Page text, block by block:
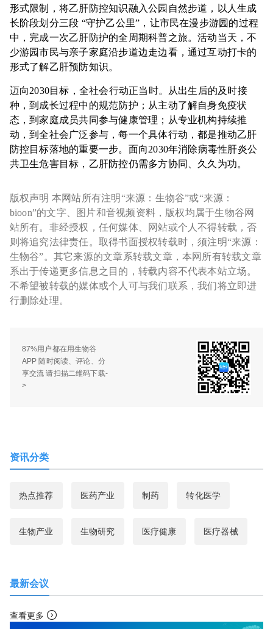
形式限制，将乙肝防控知识融入公园自然步道，以人生成
长阶段划分三段 “守护乙公里”，让市民在漫步游园的过程
中，完成一次乙肝防护的全周期科普之旅。活动当天，不
少游园市民与亲子家庭沿步道边走边看，通过互动打卡的
形式了解乙肝预防知识。
迈向2030目标，全社会行动正当时。从出生后的及时接
种，到成长过程中的规范防护；从主动了解自身免疫状
态，到家庭成员共同参与健康管理；从专业机构持续推
动，到全社会广泛参与，每一个具体行动，都是推动乙肝
防控目标落地的重要一步。面向2030年消除病毒性肝炎公
共卫生危害目标，乙肝防控仍需多方协同、久久为功。
版权声明 本网站所有注明“来源：生物谷”或“来源：
bioon”的文字、图片和音视频资料，版权均属于生物谷网
站所有。非经授权，任何媒体、网站或个人不得转载，否
则将追究法律责任。取得书面授权转载时，须注明“来源：
生物谷”。其它来源的文章系转载文章，本网所有转载文章
系出于传递更多信息之目的，转载内容不代表本站立场。
不希望被转载的媒体或个人可与我们联系，我们将立即进
行删除处理。
87%用户都在用生物谷
APP 随时阅读、评论、分
享交流 请扫描二维码下载-
>
资讯分类
热点推荐 医药产业 制药 转化医学
生物产业 生物研究 医疗健康 医疗器械
最新会议
查看更多